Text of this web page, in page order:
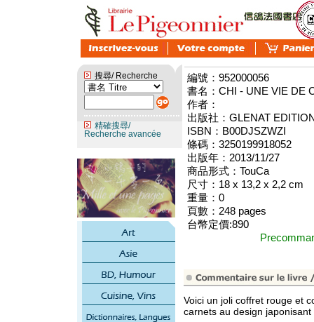
搜尋/ Recherche
精確搜尋/
Recherche avancée
編號：952000056
書名：CHI - UNE VIE DE
作者：
出版社：GLENAT
ISBN：B00DJSZWZI
條碼：3250199918052
出版年：2013/11/27
商品形式：TouCa
尺寸：18 x 13,2 x 2,2 cm
重量：0
頁數：248 pages
台幣定價:890
Voici un joli coffret rouge et
carnets au design